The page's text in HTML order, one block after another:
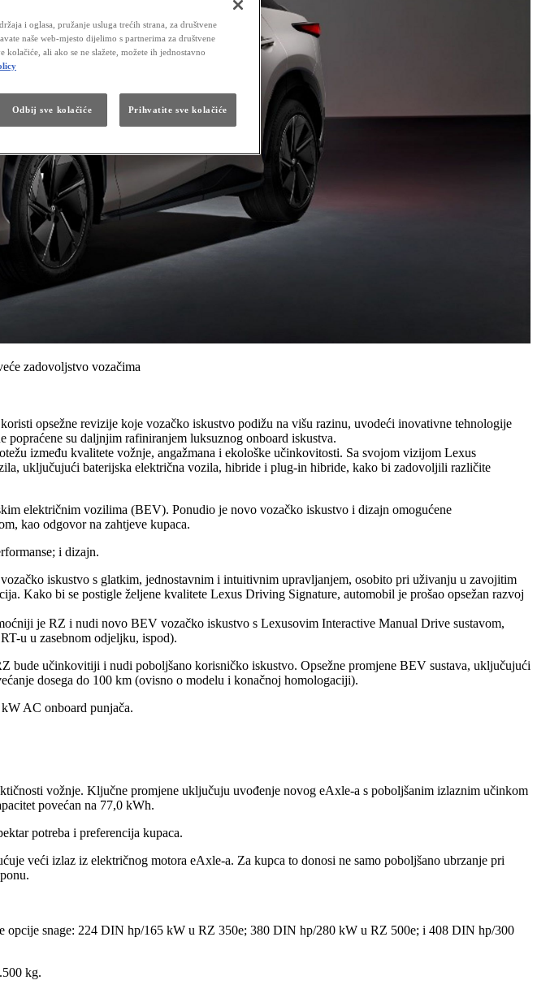
zadovoljstvo vozačima
opsežne revizije koje vozačko iskustvo podižu na višu razinu, uvodeći inovativne tehnologije
popraćene su daljnjim rafiniranjem luksuznog onboard iskustva.
između kvalitete vožnje, angažmana i ekološke učinkovitosti. Sa svojom vizijom Lexus
uključujući baterijska električna vozila, hibride i plug-in hibride, kako bi zadovoljili različite
električnim vozilima (BEV). Ponudio je novo vozačko iskustvo i dizajn omogućene
kao odgovor na zahtjeve kupaca.
i dizajn.
iskustvo s glatkim, jednostavnim i intuitivnim upravljanjem, osobito pri uživanju u zavojitim
Kako bi se postigle željene kvalitete Lexus Driving Signature, automobil je prošao opsežan razvoj
je RZ i nudi novo BEV vozačko iskustvo s Lexusovim Interactive Manual Drive sustavom,
u u zasebnom odjeljku, ispod).
bude učinkovitiji i nudi poboljšano korisničko iskustvo. Opsežne promjene BEV sustava, uključujući
dosega do 100 km (ovisno o modelu i konačnoj homologaciji).
AC onboard punjača.
vožnje. Ključne promjene uključuju uvođenje novog eAxle-a s poboljšanim izlaznim učinkom
povećan na 77,0 kWh.
potreba i preferencija kupaca.
veći izlaz iz električnog motora eAxle-a. Za kupca to donosi ne samo poboljšano ubrzanje pri
opcije snage: 224 DIN hp/165 kW u RZ 350e; 380 DIN hp/280 kW u RZ 500e; i 408 DIN hp/300
kg.
i oglasa, pružanje usluga trećih strana, za društvene
naše web-mjesto dijelimo s partnerima za društvene
ali ako se ne slažete, možete ih jednostavno
Odbij sve kolačiće Prihvatite sve kolačiće